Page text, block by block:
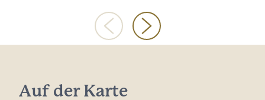
Auf der Karte